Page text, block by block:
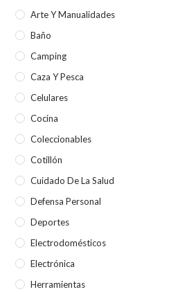
Arte Y Manualidades
Baño
Camping
Caza Y Pesca
Celulares
Cocina
Coleccionables
Cotillón
Cuidado De La Salud
Defensa Personal
Deportes
Electrodomésticos
Electrónica
Herramientas